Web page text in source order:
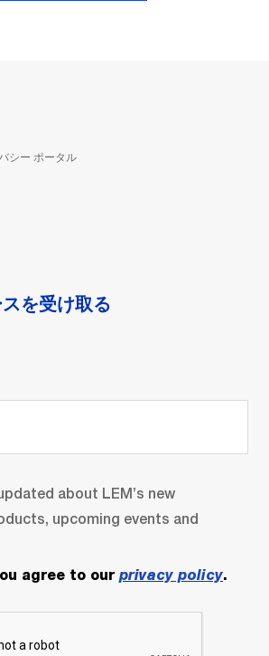
シー ポータル
を受け取る
about LEM’s new
upcoming events and
agree to our privacy policy.